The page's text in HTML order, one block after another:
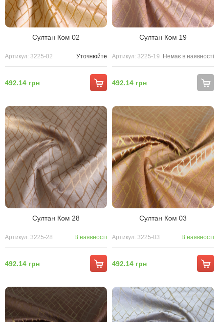
Султан Ком 02
Артикул: 3225-02 Уточнюйте
492.14 грн
Султан Ком 19
Артикул: 3225-19 Немає в наявності
492.14 грн
Султан Ком 28
Артикул: 3225-28 В наявності
492.14 грн
Султан Ком 03
Артикул: 3225-03 В наявності
492.14 грн